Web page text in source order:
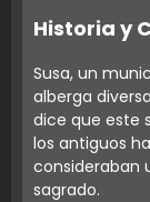
Historia y
Susa, un
alberga
dice que este
los antiguos
consideraban
sagrado.